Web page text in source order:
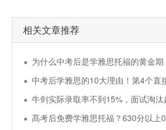
相关文章推荐
为什么中考后是学雅思托福的黄金期
中考后学雅思的10大理由！第4个直
牛剑实际录取率不到15%，面试淘汰
髙考后免费学雅思托福？630分以上